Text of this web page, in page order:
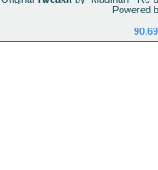
Powered